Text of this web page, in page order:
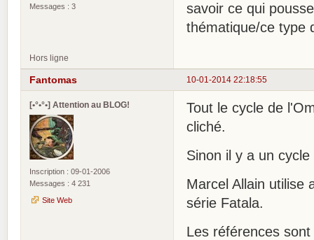
Messages : 3
savoir ce qui
thématique/ce type
Hors ligne
10-01-2014 22:18:55
Fantomas
[•°•°•] Attention au BLOG!
Inscription : 09-01-2006
Messages : 4 231
Site Web
Tout le cycle de
cliché.
Sinon il y a un
Marcel Allain utilise
série Fatala.
Les références